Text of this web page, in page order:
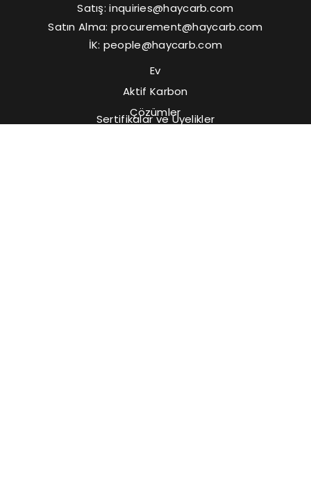
Satış:inquiries@haycarb.com
Satın Alma: procurement@haycarb.com
İK: people@haycarb.com
Ev
Aktif Karbon
Çözümler
Sertifikalar ve Üyelikler